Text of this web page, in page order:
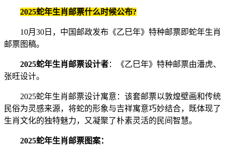
2025蛇年生肖邮票什么时候公布?
10月30日，中国邮政发布《乙巳年》特种邮票即蛇年生肖
邮票图稿。
2025蛇年生肖邮票设计者：《乙巳年》特种邮票由潘虎、
张旺设计。
2025蛇年生肖邮票设计寓意：该套邮票以敦煌壁画和传统
民俗为灵感来源，将蛇的形象与吉祥寓意巧妙结合，既体现了
生肖文化的独特魅力，又凝聚了朴素灵活的民间智慧。
2025蛇年生肖邮票图案：